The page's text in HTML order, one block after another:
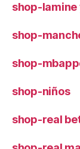
shop-lamine
shop-
shop-
shop-niños
shop-real